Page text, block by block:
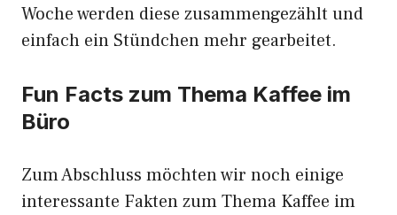
Woche werden diese zusammengezählt und
einfach ein Stündchen mehr gearbeitet.
Fun Facts zum Thema Kaffee im
Büro
Zum Abschluss möchten wir noch einige
interessante Fakten zum Thema Kaffee im